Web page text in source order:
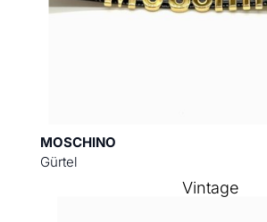
MOSCHINO
Gürtel
Vintage